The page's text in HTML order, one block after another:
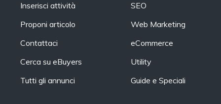
Inserisci attività
Proponi articolo
Contattaci
Cerca su eBuyers
Tutti gli annunci
SEO
Web Marketing
eCommerce
Utility
Guide e Speciali